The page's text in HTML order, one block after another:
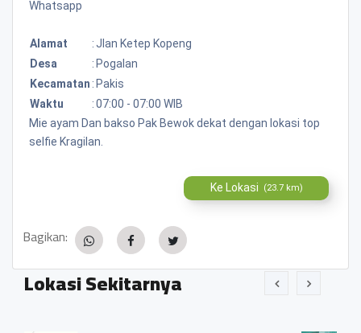
Whatsapp
Alamat : Jlan Ketep Kopeng
Desa
: Pogalan
Kecamatan : Pakis
Waktu
:07:00 - 07:00 WIB
Mie ayam Dan bakso Pak Bewok dekat dengan lokasi top
selfie Kragilan.
Ke Lokasi (23.7 km)
Bagikan:
Lokasi Sekitarnya